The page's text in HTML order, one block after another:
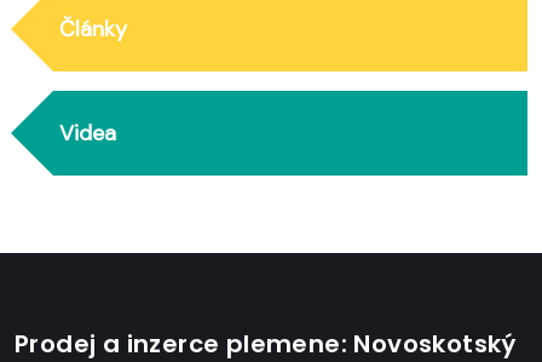
Články
Videa
Prodej a inzerce plemene: Novoskotský